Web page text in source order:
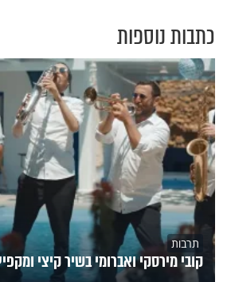
כתבות נוספות
תרבות
קובי מירסקי ואברומי בשיר קיצי